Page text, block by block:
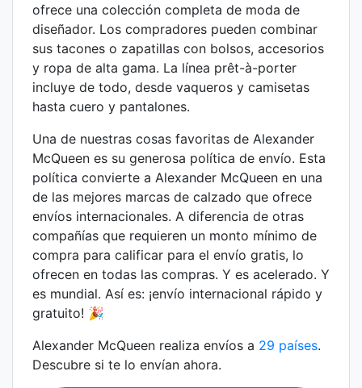
ofrece una colección completa de moda de
diseñador. Los compradores pueden combinar
sus tacones o zapatillas con bolsos, accesorios
y ropa de alta gama. La línea prêt-à-porter
incluye de todo, desde vaqueros y camisetas
hasta cuero y pantalones.
Una de nuestras cosas favoritas de Alexander
McQueen es su generosa política de envío. Esta
política convierte a Alexander McQueen en una
de las mejores marcas de calzado que ofrece
envíos internacionales. A diferencia de otras
compañías que requieren un monto mínimo de
compra para calificar para el envío gratis, lo
ofrecen en todas las compras. Y es acelerado. Y
es mundial. Así es: ¡envío internacional rápido y
gratuito! 🎉
Alexander McQueen realiza envíos a 29 países.
Descubre si te lo envían ahora.